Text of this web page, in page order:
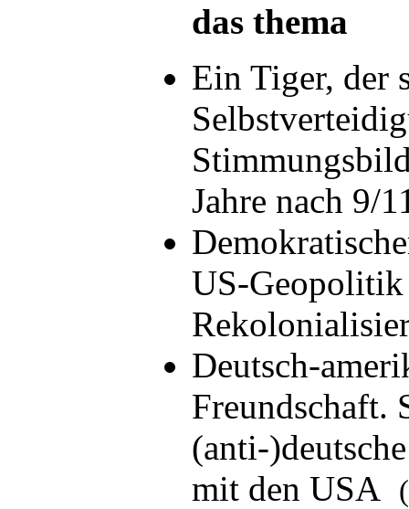
das thema
Ein Tiger, der
Jahre nach 9/
US-
Deutsch-
Freundschaft.
(anti-
mit den USA